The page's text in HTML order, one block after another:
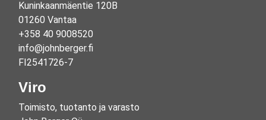
Kuninkaanmäentie 120B
01260 Vantaa
+358 40 9008520
info@johnberger.fi
FI2541726-7
Viro
Toimisto, tuotanto ja varasto